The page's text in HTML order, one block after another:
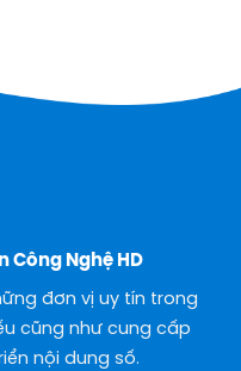
Công Nghệ HD
đơn vị uy tín trong
cũng như cung cấp
nội dung số.